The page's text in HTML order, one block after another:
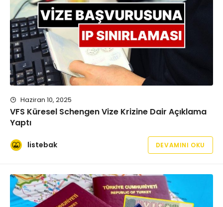
Haziran 10, 2025
VFS Küresel Schengen Vize Krizine Dair Açıklama
Yaptı
listebak DEVAMINI OKU